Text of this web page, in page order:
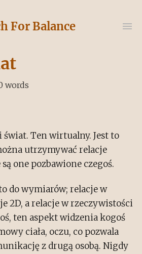
For Balance
words
świat. Ten wirtualny. Jest to
utrzymywać relacje
one pozbawione czegoś.
do wymiarów; relacje w
2D, a relacje w rzeczywistości
ten aspekt widzenia kogoś
ciała, oczu, co pozwala
z drugą osobą. Nigdy